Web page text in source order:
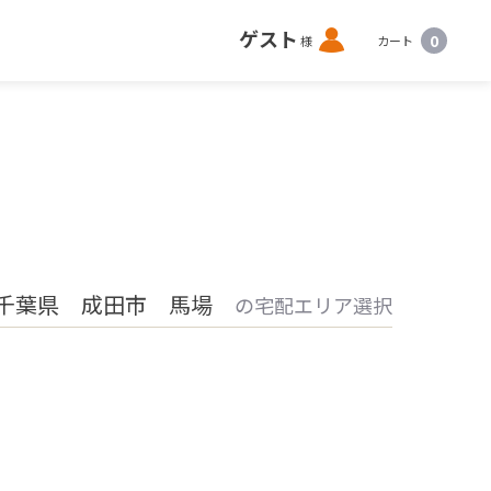
ゲスト 様 ロ
グ
カート 0
葉県 成田市 馬場 の宅配エリア選択